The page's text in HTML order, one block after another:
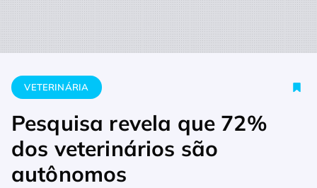
Home Veterinária Pesquisa revela que 72% dos
VETERINÁRIA
Pesquisa revela que 72%
dos veterinários são
autônomos